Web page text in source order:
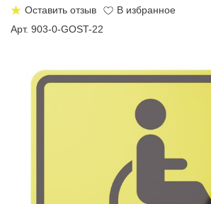
Оставить отзыв
Арт. 903-0-GOST-22